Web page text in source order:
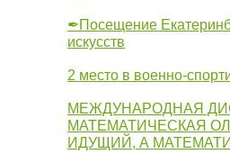
✒Посещение
искусств
2 место в военно-
МЕЖДУНАРОДНАЯ
МАТЕМАТИЧЕСКАЯ
ИДУЩИЙ, А